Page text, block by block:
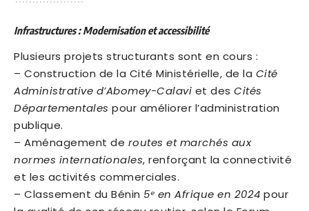
Infrastructures : Modernisation et accessibilité
Plusieurs projets structurants sont en cours :
– Construction de la Cité Ministérielle, de la Cité
Administrative d’Abomey-Calavi et des Cités
Départementales pour améliorer l’administration
publique.
– Aménagement de routes et marchés aux
normes internationales, renforçant la connectivité
et les activités commerciales.
– Classement du Bénin 5ᵉ en Afrique en 2024 pour